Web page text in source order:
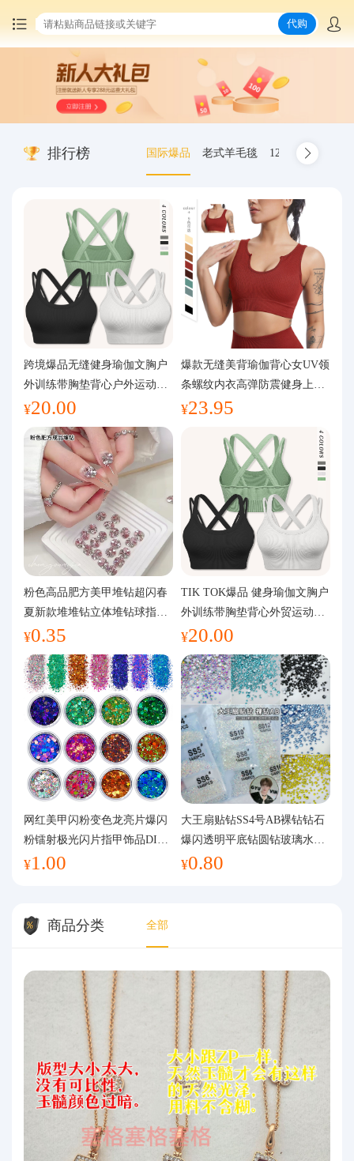
中国商品代购
集运服务
最新公告
物流资讯
代购问答
关于我们
代购
排行榜 国际爆品 老式羊毛毯 12.00-20 truck
跨境爆品无缝健身瑜伽文胸户
外训练带胸垫背心户外运动瑜
伽服女
¥20.00
爆款无缝美背瑜伽背心女UV领
条螺纹内衣高弹防震健身上装
运动文胸
¥23.95
粉色高品肥方美甲堆钻超闪春
夏新款堆堆钻立体堆钻球指甲
装饰品
¥0.35
TIK TOK爆品 健身瑜伽文胸户
外训练带胸垫背心外贸运动瑜
伽服女
¥20.00
网红美甲闪粉变色龙亮片爆闪
粉镭射极光闪片指甲饰品DIY
手工流麻
¥1.00
大王扇贴钻SS4号AB裸钻钻石
爆闪透明平底钻圆钻玻璃水钻
美甲钻饰
¥0.80
商品分类 全部